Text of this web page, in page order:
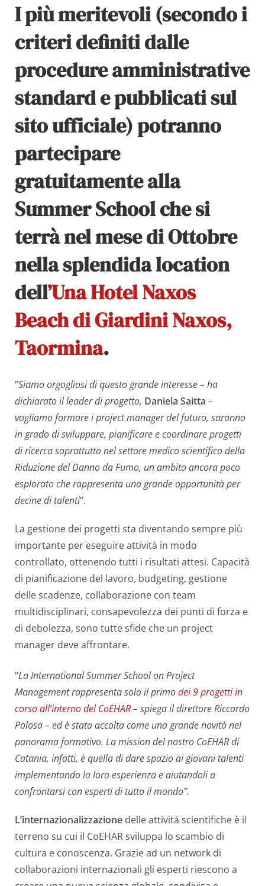
I più meritevoli (secondo i
criteri definiti dalle
procedure amministrative
standard e pubblicati sul
sito ufficiale) potranno
partecipare
gratuitamente alla
Summer School che si
terrà nel mese di Ottobre
nella splendida location
dell’UnaHotel Naxos
Beach di Giardini Naxos,
Taormina.
“Siamo orgogliosi di questo grande interesse – ha
dichiarato il leader di progetto, Daniela Saitta –
vogliamo formare i project manager del futuro, saranno
in grado di sviluppare, pianificare e coordinare progetti
di ricerca soprattutto nel settore medico scientifico della
Riduzione del Danno da Fumo, un ambito ancora poco
esplorato che rappresenta una grande opportunità per
decine di talenti”.
La gestione dei progetti sta diventando sempre più
importante per eseguire attività in modo
controllato, ottenendo tutti i risultati attesi. Capacità
di pianificazione del lavoro, budgeting, gestione
delle scadenze, collaborazione con team
multidisciplinari, consapevolezza dei punti di forza e
di debolezza, sono tutte sfide che un project
manager deve affrontare.
“La International Summer School on Project
Management rappresenta solo il primodei 9 progetti in
corso all’interno del CoEHAR– spiega il direttore Riccardo
Polosa – ed è stata accolta come una grande novità nel
panorama formativo. La mission del nostro CoEHAR di
Catania, infatti, è quella di dare spazio ai giovani talenti
implementando la loro esperienza e aiutandoli a
confrontarsi con esperti di tutto il mondo”.
L’internazionalizzazione delle attività scientifiche è il
terreno su cui il CoEHAR sviluppa lo scambio di
cultura e conoscenza. Grazie ad un network di
collaborazioni internazionali gli esperti riescono a